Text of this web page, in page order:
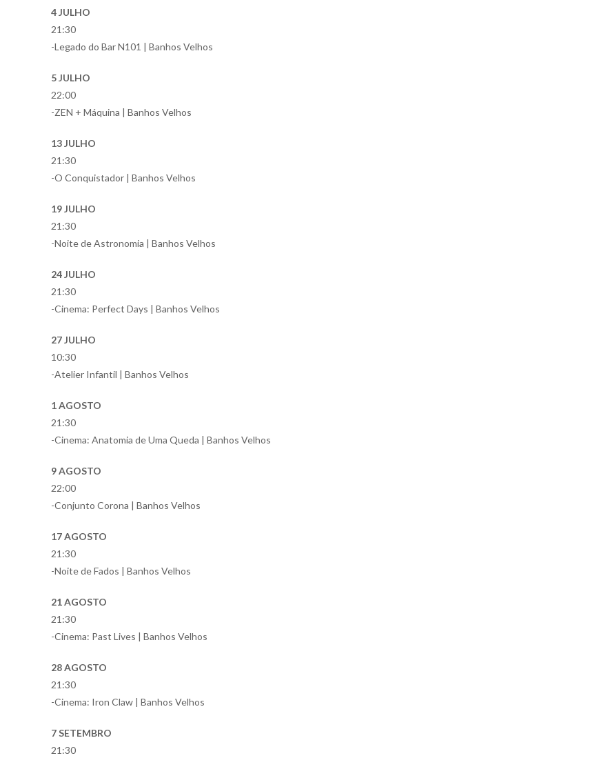
4 JULHO
21:30
-Legado do Bar N101 | Banhos Velhos
5 JULHO
22:00
-ZEN + Máquina | Banhos Velhos
13 JULHO
21:30
-O Conquistador | Banhos Velhos
19 JULHO
21:30
-Noite de Astronomia | Banhos Velhos
24 JULHO
21:30
-Cinema: Perfect Days | Banhos Velhos
27 JULHO
10:30
-Atelier Infantil | Banhos Velhos
1 AGOSTO
21:30
-Cinema: Anatomia de Uma Queda | Banhos Velhos
9 AGOSTO
22:00
-Conjunto Corona | Banhos Velhos
17 AGOSTO
21:30
-Noite de Fados | Banhos Velhos
21 AGOSTO
21:30
-Cinema: Past Lives | Banhos Velhos
28 AGOSTO
21:30
-Cinema: Iron Claw | Banhos Velhos
7 SETEMBRO
21:30